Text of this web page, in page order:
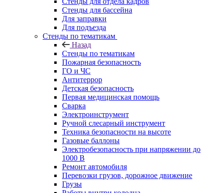
Стенды для бассейна
Для заправки
Для подъезда
Стенды по тематикам
Назад
Стенды по тематикам
Пожарная безопасность
ГО и ЧС
Антитеррор
Детская безопасность
Первая медицинская помощь
Сварка
Электроинструмент
Ручной слесарный инструмент
Техника безопасности на высоте
Газовые баллоны
Электробезопасность при напряжении до
1000 В
Ремонт автомобиля
Перевозки грузов, дорожное движение
Грузы